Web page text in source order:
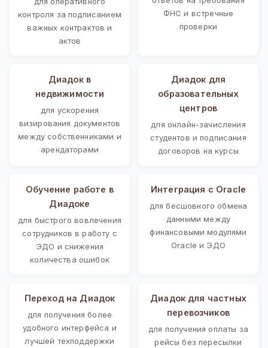
контроля за подписанием
важных контрактов и
актов
ФНС и встречные
проверки
Диадок в
недвижимости
для ускорения
визирования документов
между собственниками и
арендаторами
Диадок для
образовательных
центров
для онлайн-зачисления
студентов и подписания
договоров на курсы
Обучение работе в
Диадоке
для быстрого вовлечения
сотрудников в работу с
ЭДО и снижения
количества ошибок
Интеграция с Oracle
для бесшовного обмена
данными между
финансовыми модулями
Oracle и ЭДО
Переход на Диадок
для получения более
удобного интерфейса и
лучшей техподдержки
Диадок для частных
перевозчиков
для получения оплаты за
рейсы без пересылки